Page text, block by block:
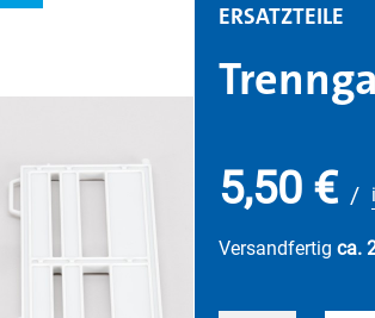
ERSATZTEILE
5,50 € /
Versandfertig ca.